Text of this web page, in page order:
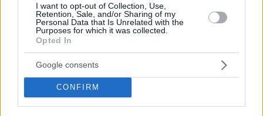
I want to opt-out of Collection, Use,
Retention, Sale, and/or Sharing of my
Personal Data that Is Unrelated with the
Purposes for which it was collected.
Opted In
Google consents
CONFIRM